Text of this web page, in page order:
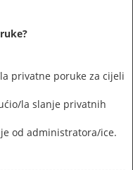
privatne poruke za cijeli
la slanje privatnih
od administratora/ice.